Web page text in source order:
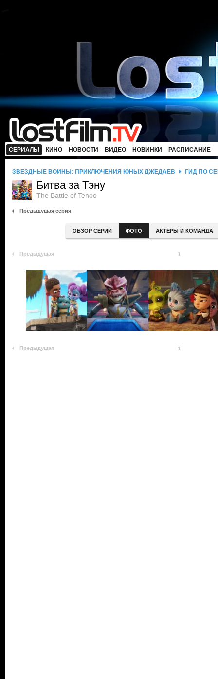
СЕРИАЛЫ КИНО НОВОСТИ ВИДЕО НОВИНКИ РАСПИСАНИЕ
ЗВЕЗДНЫЕ ВОЙНЫ: ПРИКЛЮЧЕНИЯ ЮНЫХ ДЖЕДАЕВ ГИД ПО
Битва за Тэну
The Battle of Tenoo
Предыдущая серия
ОБЗОР СЕРИИ ФОТО АКТЕРЫ И КОМАНДА
Предыдущая 1
Предыдущая 1